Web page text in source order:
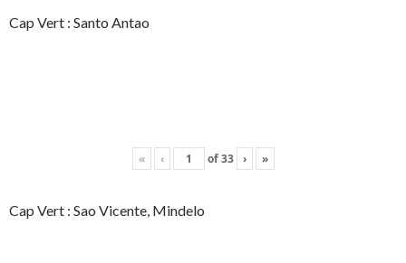
Cap Vert : Santo Antao
« ‹ of33 › »
Cap Vert : Sao Vicente, Mindelo